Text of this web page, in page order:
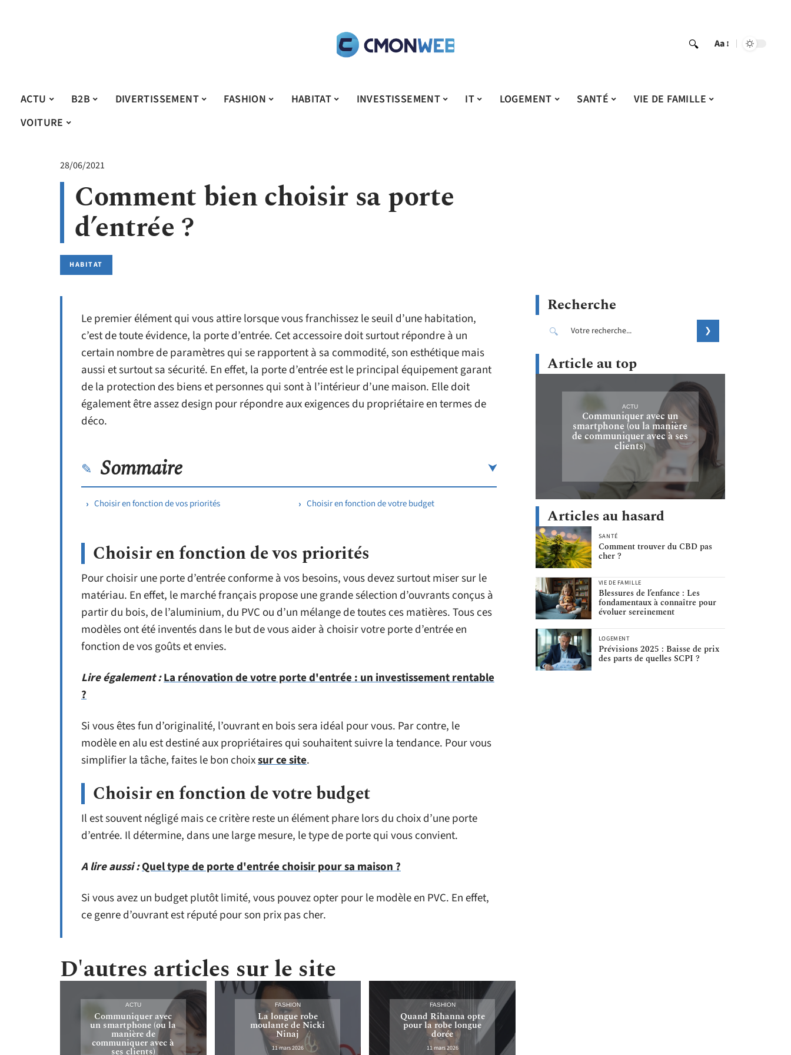
Aa
ACTU B2B DIVERTISSEMENT FASHION HABITAT INVESTISSEMENT IT LOGEMENT SANTÉ
VIE DE FAMILLE
VOITURE
28/06/2021
Comment bien choisir sa porte
d’entrée ?
HABITAT
Le premier élément qui vous attire lorsque vous franchissez le seuil d’une habitation,
c’est de toute évidence, la porte d’entrée. Cet accessoire doit surtout répondre à un
certain nombre de paramètres qui se rapportent à sa commodité, son esthétique mais
aussi et surtout sa sécurité. En effet, la porte d’entrée est le principal équipement garant
de la protection des biens et personnes qui sont à l’intérieur d’une maison. Elle doit
également être assez design pour répondre aux exigences du propriétaire en termes de
déco.
Sommaire
Choisir en fonction de vos priorités Choisir en fonction de votre budget
Choisir en fonction de vos priorités
Pour choisir une porte d’entrée conforme à vos besoins, vous devez surtout miser sur le
matériau. En effet, le marché français propose une grande sélection d’ouvrants conçus à
partir du bois, de l’aluminium, du PVC ou d’un mélange de toutes ces matières. Tous ces
modèles ont été inventés dans le but de vous aider à choisir votre porte d’entrée en
fonction de vos goûts et envies.
Lire également :La rénovation de votre porte d'entrée : un investissement rentable
?
Si vous êtes fun d’originalité, l’ouvrant en bois sera idéal pour vous. Par contre, le
modèle en alu est destiné aux propriétaires qui souhaitent suivre la tendance. Pour vous
simplifier la tâche, faites le bon choixsur ce site.
Choisir en fonction de votre budget
Il est souvent négligé mais ce critère reste un élément phare lors du choix d’une porte
d’entrée. Il détermine, dans une large mesure, le type de porte qui vous convient.
A lire aussi :Quel type de porte d'entrée choisir pour sa maison ?
Si vous avez un budget plutôt limité, vous pouvez opter pour le modèle en PVC. En effet,
ce genre d’ouvrant est réputé pour son prix pas cher.
D'autres articles sur le site
ACTU
Communiquer avec
un smartphone (ou la
manière de
communiquer avec à
ses clients)
FASHION
La longue robe
moulante de Nicki
Ninaj
11 mars 2026
FASHION
Quand Rihanna opte
pour la robe longue
dorée
11 mars 2026
Recherche
Article au top
ACTU
Communiquer avec un
smartphone (ou la manière
de communiquer avec à ses
clients)
Articles au hasard
SANTÉ
Comment trouver du CBD pas
cher ?
VIE DE FAMILLE
Blessures de l’enfance : Les
fondamentaux à connaître pour
évoluer sereinement
LOGEMENT
Prévisions 2025 : Baisse de prix
des parts de quelles SCPI ?